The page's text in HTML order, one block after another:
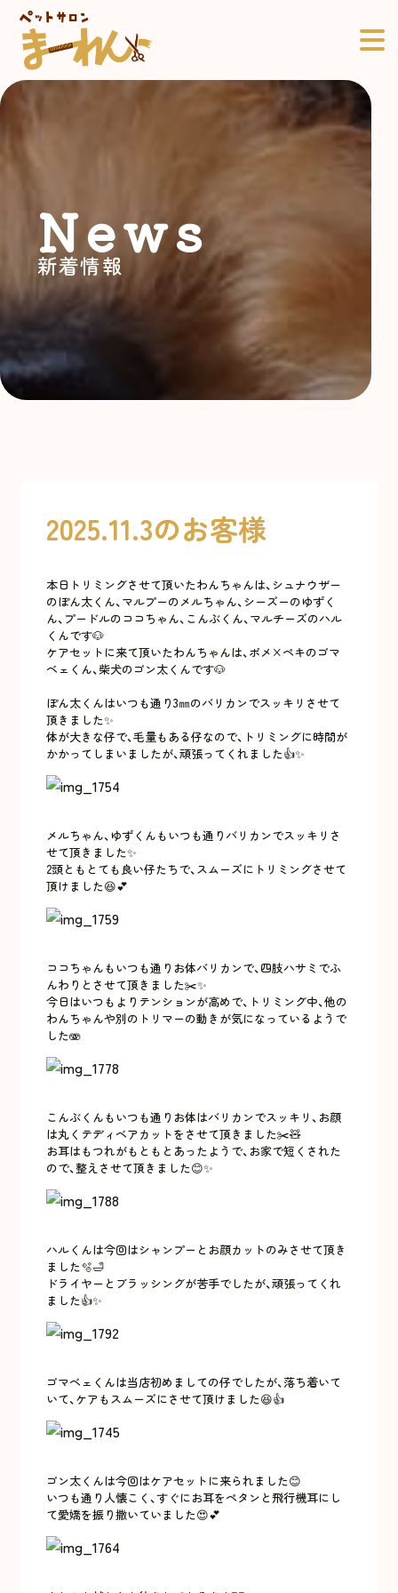
新着情報
News
2025.11.3のお客様
本日トリミングさせて頂いたわんちゃんは、シュナウザー
のぽん太くん、マルプーのメルちゃん、シーズーのゆずく
ん、プードルのココちゃん、こんぶくん、マルチーズのハル
くんです🐶
ケアセットに来て頂いたわんちゃんは、ポメ×ペキのゴマ
ベェくん、柴犬のゴン太くんです🐶
ぽん太くんはいつも通り3㎜のバリカンでスッキリさせて
頂きました✨
体が大きな仔で、毛量もある仔なので、トリミングに時間が
かかってしまいましたが、頑張ってくれました👍✨
メルちゃん、ゆずくんもいつも通りバリカンでスッキリさ
せて頂きました✨
2頭ともとても良い仔たちで、スムーズにトリミングさせて
頂けました😆💕
ココちゃんもいつも通りお体バリカンで、四肢ハサミでふ
んわりとさせて頂きました✂️✨
今日はいつもよりテンションが高めで、トリミング中、他の
わんちゃんや別のトリマーの動きが気になっているようで
した🫨
こんぶくんもいつも通りお体はバリカンでスッキリ、お顔
は丸くテディベアカットをさせて頂きました✂️🧸
お耳はもつれがもともとあったようで、お家で短くされた
ので、整えさせて頂きました😊✨
ハルくんは今回はシャンプーとお顔カットのみさせて頂き
ました🫧🛁
ドライヤーとブラッシングが苦手でしたが、頑張ってくれ
ました👍✨
ゴマベェくんは当店初めましての仔でしたが、落ち着いて
いて、ケアもスムーズにさせて頂けました😆👍
ゴン太くんは今回はケアセットに来られました😊
いつも通り人懐こく、すぐにお耳をペタンと飛行機耳にし
て愛嬌を振り撒いていました😍💕